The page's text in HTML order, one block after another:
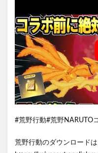
#荒野行動#荒野NARUTO
荒野行動のダウンロード